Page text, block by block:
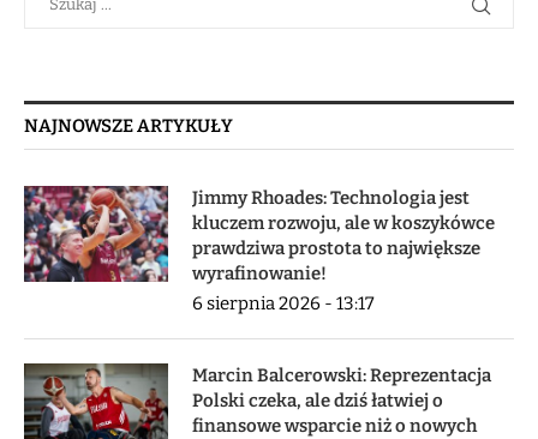
NAJNOWSZE ARTYKUŁY
Jimmy Rhoades: Technologia jest
kluczem rozwoju, ale w koszykówce
prawdziwa prostota to największe
wyrafinowanie!
6 sierpnia 2026 - 13:17
Marcin Balcerowski: Reprezentacja
Polski czeka, ale dziś łatwiej o
finansowe wsparcie niż o nowych